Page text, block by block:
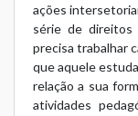
ações
série de
precisa trabalhar
que aquele
relação a sua
atividades